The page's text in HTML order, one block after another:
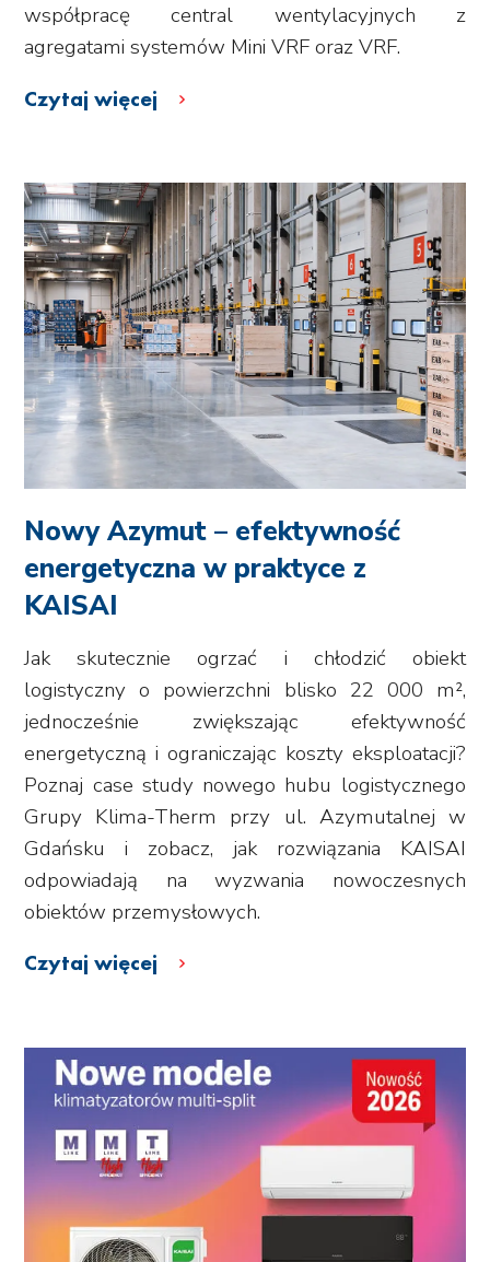
współpracę central wentylacyjnych z
agregatami systemów Mini VRF oraz VRF.
Czytaj więcej
Nowy Azymut – efektywność
energetyczna w praktyce z
KAISAI
Jak skutecznie ogrzać i chłodzić obiekt
logistyczny o powierzchni blisko 22 000 m²,
jednocześnie zwiększając efektywność
energetyczną i ograniczając koszty eksploatacji?
Poznaj case study nowego hubu logistycznego
Grupy Klima-Therm przy ul. Azymutalnej w
Gdańsku i zobacz, jak rozwiązania KAISAI
odpowiadają na wyzwania nowoczesnych
obiektów przemysłowych.
Czytaj więcej